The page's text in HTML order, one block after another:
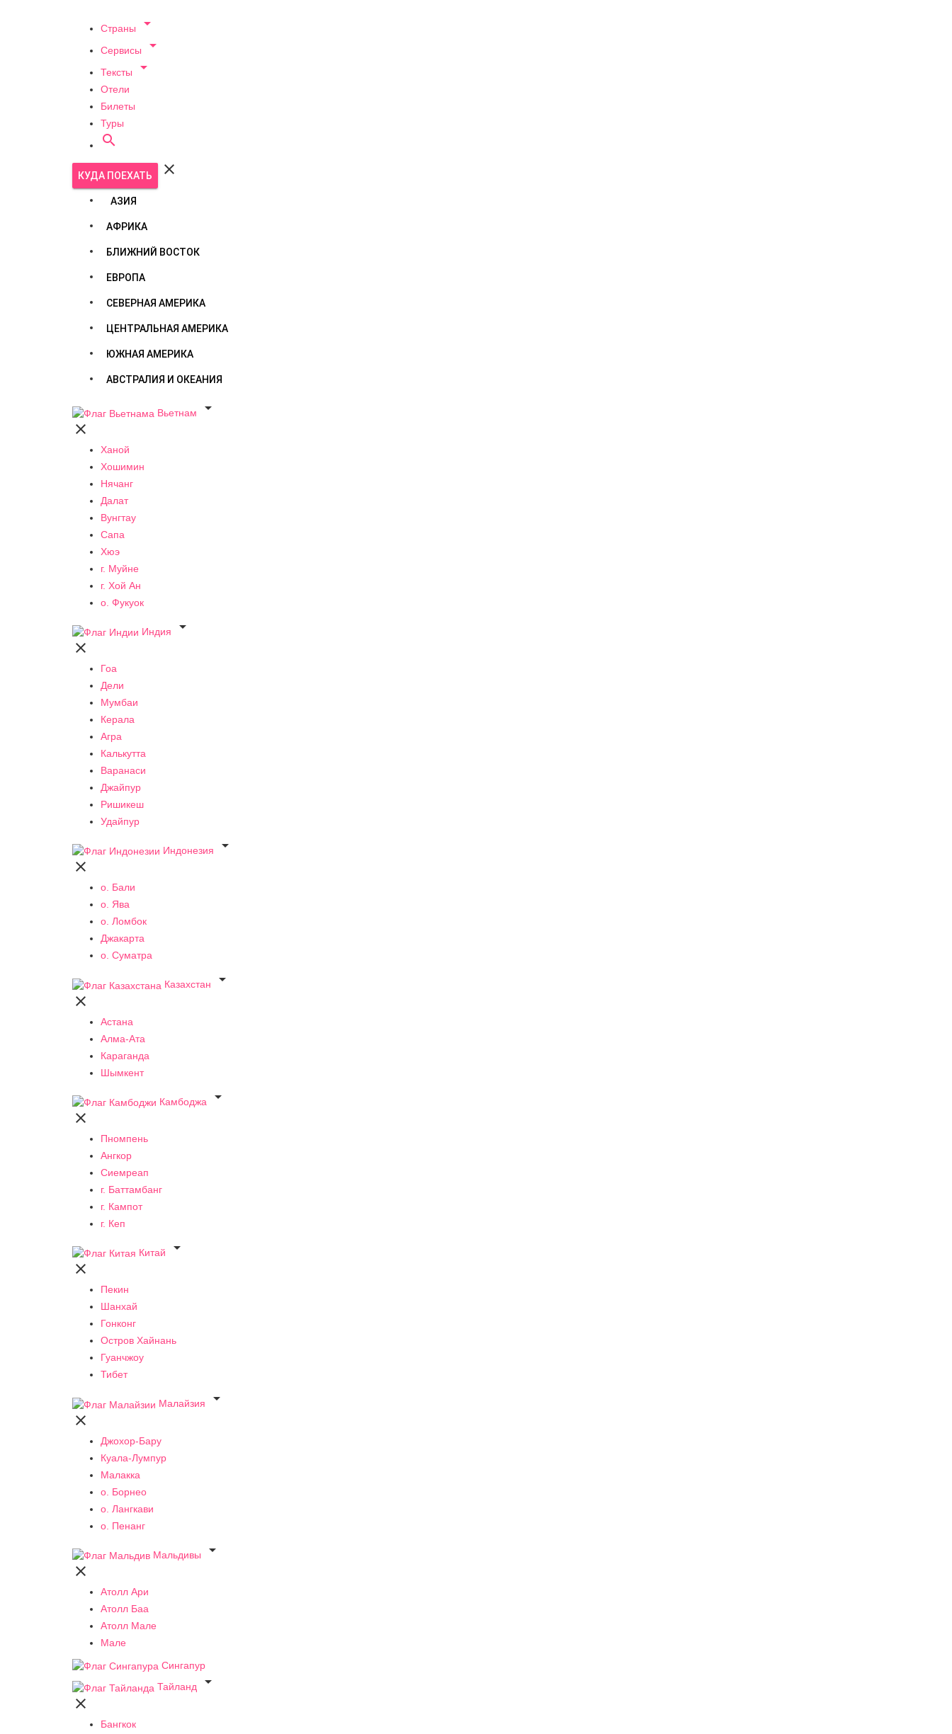
Страны 
Сервисы 
Тексты 
Отели
Билеты
Туры

КУДА ПОЕХАТЬ 
АЗИЯ
АФРИКА
БЛИЖНИЙ ВОСТОК
ЕВРОПА
СЕВЕРНАЯ АМЕРИКА
ЦЕНТРАЛЬНАЯ АМЕРИКА
ЮЖНАЯ АМЕРИКА
АВСТРАЛИЯ И ОКЕАНИЯ
Вьетнам


Ханой
Хошимин
Нячанг
Далат
Вунгтау
Сапа
Хюэ
г. Муйне
г. Хой Ан
о. Фукуок
Индия


Гоа
Дели
Мумбаи
Керала
Агра
Калькутта
Варанаси
Джайпур
Ришикеш
Удайпур
Индонезия


о. Бали
о. Ява
о. Ломбок
Джакарта
о. Суматра
Казахстан


Астана
Алма-Ата
Караганда
Шымкент
Камбоджа


Пномпень
Ангкор
Сиемреап
г. Баттамбанг
г. Кампот
г. Кеп
Китай


Пекин
Шанхай
Гонконг
Остров Хайнань
Гуанчжоу
Тибет
Малайзия


Джохор-Бару
Куала-Лумпур
Малакка
о. Борнео
о. Лангкави
о. Пенанг
Мальдивы


Атолл Ари
Атолл Баа
Атолл Мале
Мале
Сингапур
Тайланд


Бангкок